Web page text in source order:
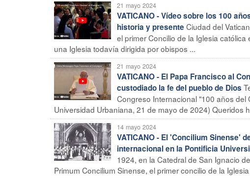
21 mayo 2024
VATICANO - Vídeo sobre los 100
historia y presente Ciudad del
el primer Concilio de la Iglesia
una Iglesia todavía dirigida por obispos ...
21 mayo 2024
VATICANO - El Papa Francisco al
custodiado la fe del pueblo de Dios
Congreso Internacional "100 años del
Universidad Urbaniana, 21 de mayo de 2024) Queridos
14 mayo 2024
VATICANO - El 'Concilium Sinense'
internacional en la Pontificia
1924, en la Catedral de San Ignacio
Primum Concilium Sinense, el primer concilio de la